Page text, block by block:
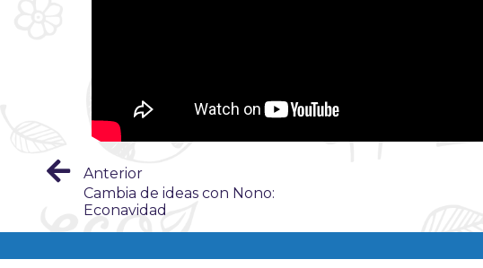
Anterior
Cambia de ideas con Nono:
Econavidad